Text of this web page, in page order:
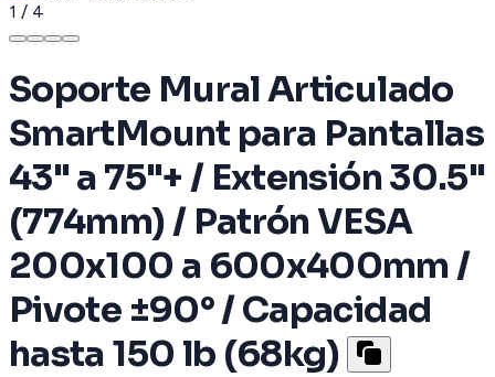
1 / 4
Soporte Mural Articulado
SmartMount para Pantallas
43" a 75"+ / Extensión 30.5"
(774mm) / Patrón VESA
200x100 a 600x400mm /
Pivote ±90° / Capacidad
hasta 150 lb (68kg)